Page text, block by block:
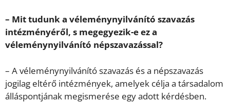
– Mit tudunk a véleménynyilvánító szavazás
intézményéről, s megegyezik-e ez a
véleménynyilvánító népszavazással?
– A véleménynyilvánító szavazás és a népszavazás
jogilag eltérő intézmények, amelyek célja a társadalom
álláspontjának megismerése egy adott kérdésben.